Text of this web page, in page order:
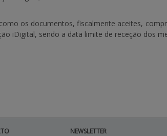
os documentos, fiscalmente aceites,
iDigital, sendo a data limite de receção dos
NEWSLETTER